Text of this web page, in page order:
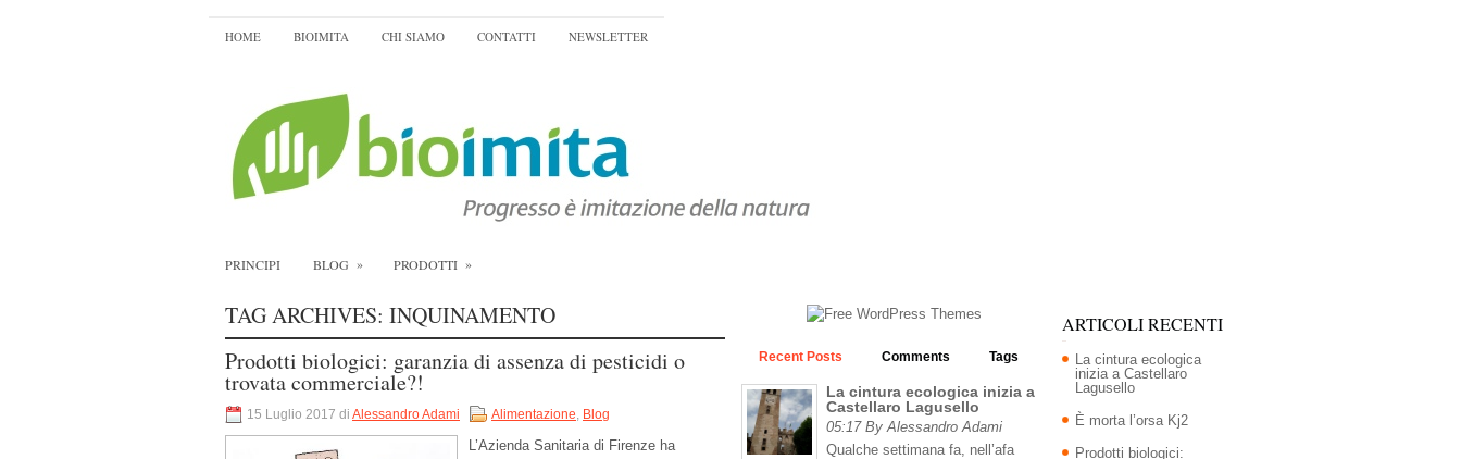
HOME BIOIMITA CHI SIAMO CONTATTI NEWSLETTER
PRINCIPI BLOG » PRODOTTI »
TAG ARCHIVES: INQUINAMENTO
Prodotti biologici: garanzia di assenza di pesticidi o
trovata commerciale?!
15 Luglio 2017 di Alessandro Adami Alimentazione, Blog
L’Azienda Sanitaria di Firenze ha
Recent Posts Comments Tags
La cintura ecologica inizia a
Castellaro Lagusello
05:17 By Alessandro Adami
Qualche settimana fa, nell’afa
ARTICOLI RECENTI
La cintura ecologica
inizia a Castellaro
Lagusello
È morta l’orsa Kj2
Prodotti biologici: